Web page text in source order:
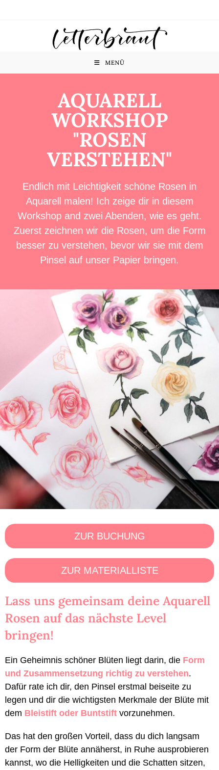
MENÜ
AQUARELL
WORKSHOP
"ROSEN
VERSTEHEN"
Endlich mit Leichtigkeit schöne Rosen in
Aquarell malen! Ich zeige dir in diesem
Workshop and zwei Abenden, wie es geht.
Zuerst zeichnen wir die Rosen, um die Form
besser zu verstehen, bevor wir sie mit dem
Pinsel auf unser Papier bringen.
ZUR BUCHUNG
ZUR MATERIALLISTE
Lass uns gemeinsam deine Aquarell
Rosen auf das nächste Level
bringen!
Ein Geheimnis schöner Blüten liegt darin, die Form
und Zusammensetzung richtig zu verstehen.
Dafür rate ich dir, den Pinsel erstmal beiseite zu
legen und dir die wichtigsten Merkmale der Blüte mit
dem Bleistift oder Buntstift vorzunehmen.
Das hat den großen Vorteil, dass du dich langsam
der Form der Blüte annäherst, in Ruhe ausprobieren
kannst, wo die Helligkeiten und die Schatten sitzen,